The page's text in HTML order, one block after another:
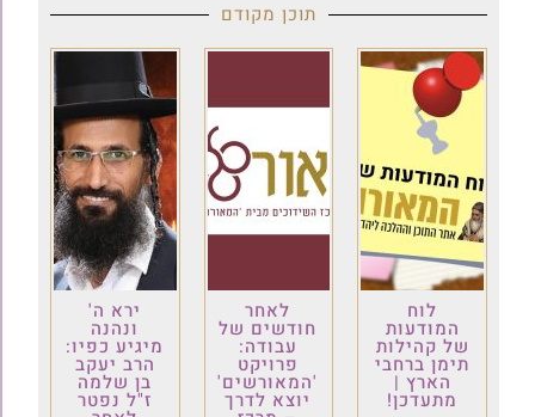
תוכן מקודם
לוח
המודעות
של קהילות
תימן ברחבי
הארץ |
מתעדכן!
לאחר
חודשים של
עבודה:
פרויקט
'המאורשים'
יוצא לדרך
ירא ה'
ונהנה
מיגיע כפיו:
הרב יעקב
בן שלמה
ז"ל נפטר